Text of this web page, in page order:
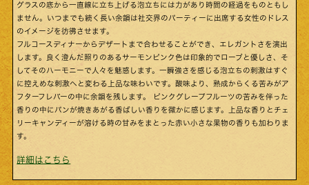
グラスの底から一直線に立ち上げる泡立ちには力があり時間の経過をものともし
ません。いつまでも続く長い余韻は社交界のパーティーに出席する女性のドレス
のイメージを彷彿させます。
フルコースディナーからデザートまで合わせることができ、エレガントさを演出
します。良く澄んだ照りのあるサーモンピンク色は印象的でローブと優しさ、そ
してそのハーモニーで人々を魅惑します。一瞬強さを感じる泡立ちの刺激はすぐ
に控えめな刺激へと変わる上品な味わいです。酸味より、熟成からくる苦みがア
フターフレバーの中に余韻を残します。 ピンクグレープフルーツの苦みを伴った
香りの中にパンが焼きあがる香ばしい香りを微かに感じます。上品な香りとチェ
リーキャンディーが溶ける時の甘みをまとった赤い小さな果物の香りも加わりま
す。
詳細はこちら